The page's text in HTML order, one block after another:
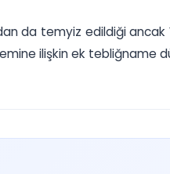
da temyiz edildiği
ilişkin ek tebliğname